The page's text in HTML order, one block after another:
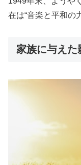
在は“音楽と平和の
家族に与え